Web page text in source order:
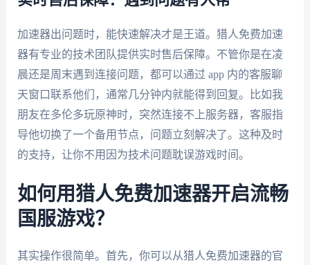
加速器出问题时，能快速解决才是王道。猎人免费加速
器有专业的技术团队提供实时售后保障。不管你是在凌
晨还是周末遇到连接问题，都可以通过 app 内的客服聊
天窗口联系他们，通常几分钟内就能得到回复。比如我
朋友在多伦多玩原神时，突然连接不上服务器，客服指
导他切换了一个备用节点，问题立刻解决了。这种及时
的支持，让你不用因为技术问题耽误游戏时间。
如何用猎人免费加速器开启流畅
国服游戏？
其实操作很简单。首先，你可以从猎人免费加速器的官